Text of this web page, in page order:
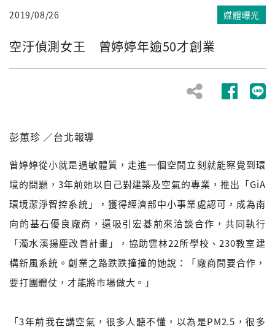
2019/08/26 媒體曝光
空汙偵測女王 曾婷婷年逾50才創業
彭蕙珍 ／台北報導
曾婷婷從小就是過敏體質，走進一個空間立刻就能察覺到環
境的問題，3年前她以自己對建築及空氣的專業，推出「GiA
環境潔淨智控系統」，獲得經濟部中小事業處認可，成為南
向的基石優良廠商，還吸引宏碁前來洽談合作，共同執行
「濁水溪揚塵改善計畫」，協助雲林22所學校、230教室建
構新風系統。創業之路跌跌撞撞的她說：「廠商間要合作，
要打團體仗，才能將市場做大。」
「3年前我在講空氣，很多人聽不懂，以為是PM2.5，很多